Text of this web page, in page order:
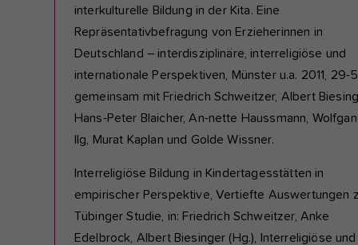
interkulturelle Bildung in der Kita. Eine
Repräsentativbefragung von Erzieherinnen in
Deutschland – interdisziplinäre, interreligiöse und
internationale Perspektiven, Münster u.a. 2011, 29-
gemeinsam mit Friedrich Schweitzer, Albert
Hans-Peter Blaicher, An-nette Haussmann,
Ilg, Murat Kaplan und Golde Wissner.
Interreligiöse Bildung in Kindertagesstätten in
empirischer Perspektive, Vertiefte Auswertungen
Tübinger Studie, in: Friedrich Schweitzer, Anke
Edelbrock, Albert Biesinger (Hg.), Interreligiöse und